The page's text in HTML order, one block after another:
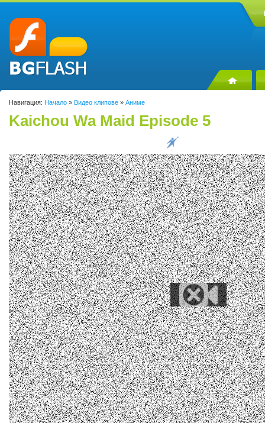
Навигация: Начало » Видео клипове » Аниме
Kaichou Wa Maid Episode 5